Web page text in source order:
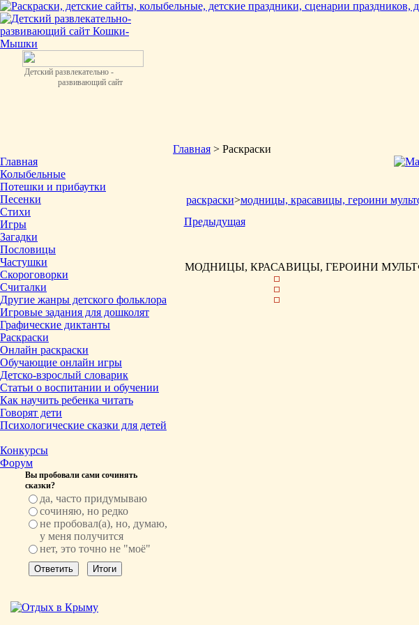
Детский развлекательно -
развивающий сайт
Главная
Колыбельные
Потешки и прибаутки
Песенки
Стихи
Игры
Загадки
Пословицы
Частушки
Скороговорки
Считалки
Другие жанры детского фольклора
Игровые задания для дошколят
Графические диктанты
Раскраски
Онлайн раскраски
Обучающие онлайн игры
Детско-взрослый словарик
Статьи о воспитании и обучении
Как научить ребенка читать
Говорят дети
Психологические сказки для детей
Конкурсы
Форум
Вы пробовали сами сочинять
сказки?
да, часто придумываю
сочиняю, но редко
не пробовал(а), но, думаю,
у меня получится
нет, это точно не "моё"
Главная > Раскраски
раскраски>модницы, красавицы, героини
Предыдущая
МОДНИЦЫ, КРАСАВИЦЫ, ГЕРОИНИ